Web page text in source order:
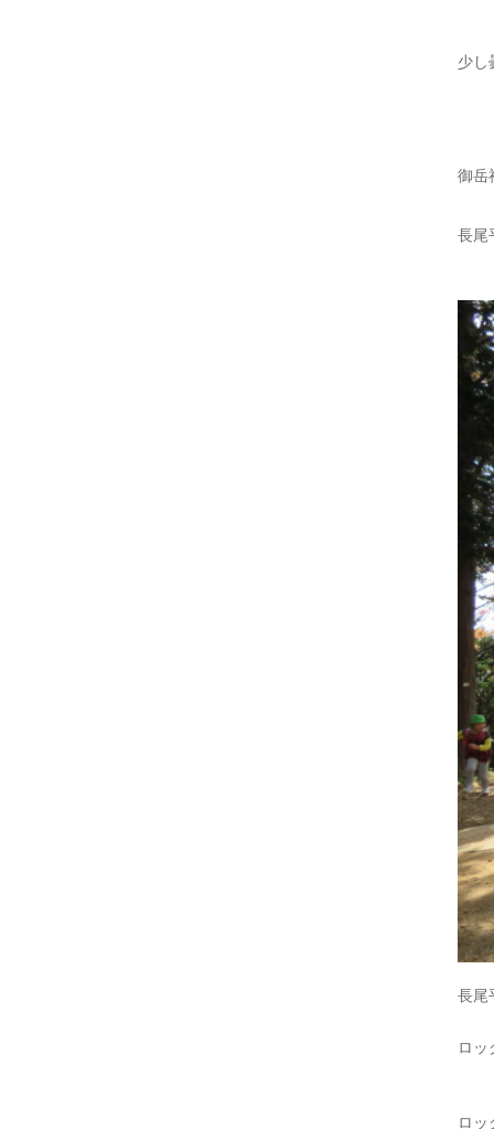
少し
御
長尾
長尾
ロッ
ロッ